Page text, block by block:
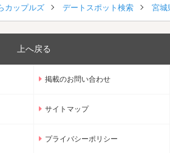
カップルズ デートスポット検索 宮城
上へ戻る
掲載のお問い合わせ
サイトマップ
プライバシーポリシー